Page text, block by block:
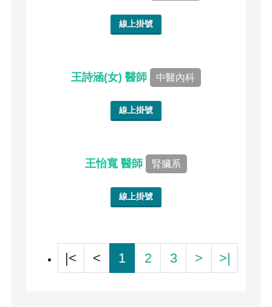
線上掛號
王詩涵(女) 醫師 中醫內科
線上掛號
王怡寬 醫師 腎臟系
線上掛號
|< < 1 2 3 > >|